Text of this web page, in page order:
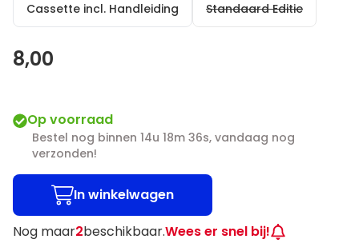
Cassette incl. Handleiding Standaard Editie
8,00
Op voorraad
Bestel nog binnen 14u 18m 35s, vandaag nog
verzonden!
In winkelwagen
Nog maar2beschikbaar.Wees er snel bij!